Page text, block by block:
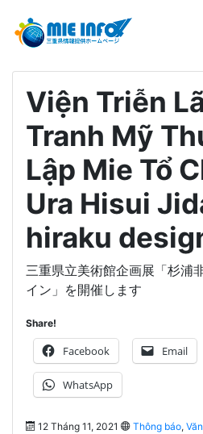
Viện Triễn
Tranh Mỹ
Lập Mie Tổ
Ura Hisui
hiraku
三重県立美術館企画展「杉
イン」を開催します
Share!
Facebook Email
WhatsApp
12 Tháng 11, 2021 Thông báo,